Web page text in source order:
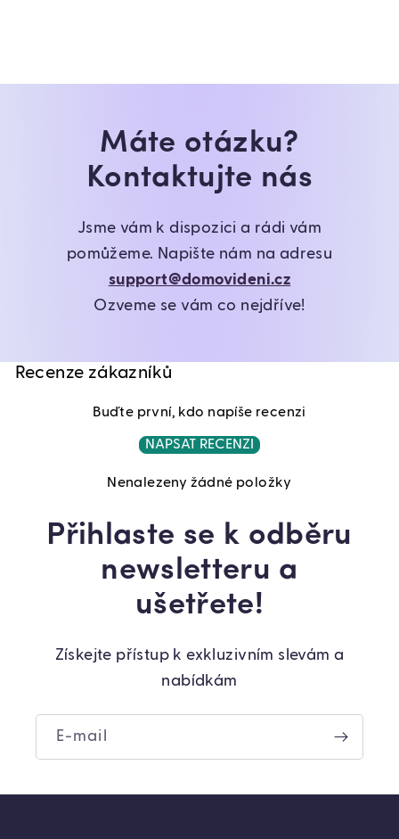
Máte otázku?
Kontaktujte nás
Jsme vám k dispozici a rádi vám
pomůžeme. Napište nám na adresu
support@domovideni.cz
Ozveme se vám co nejdříve!
Recenze zákazníků
Buďte první, kdo napíše recenzi
NAPSAT RECENZI
Nenalezeny žádné položky
Přihlaste se k odběru
newsletteru a
ušetřete!
Získejte přístup k exkluzivním slevám a
nabídkám
E-mail